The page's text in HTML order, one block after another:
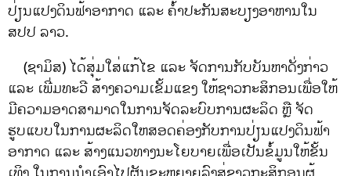
ປ່ຽນແປງດິນຟ້າອາກາດ ແລະ ຄໍ້າປະກັນສະບຽງອາຫານໃນ
ສປປ ລາວ.
(ຊາມິສ) ໄດ້ສຸ່ມໃສ່ແກ້ໄຂ ແລະ ຈັດການກັບບັນຫາດັ່ງກ່າວ
ແລະ ເພີ່ມທະວີ ສ້າງຄວາມເຂັ້ມແຂງ ໃຫ້ຊາວກະສິກອນເພື່ອໃຫ້
ມີຄວາມອາດສາມາດໃນການຈັດລະບົບການຜະລິດ ຫຼື ຈັດ
ຮູບແບບໃນການຜະລິດໃຫສອດຄ່ອງກັບການປ່ຽນແປງດິນຟ້າ
ອາກາດ ແລະ ສ້າງແນວທາງນະໂຍບາຍເພື່ອເປັນຂໍ້ມູນໃຫ້ຂັ້ນ